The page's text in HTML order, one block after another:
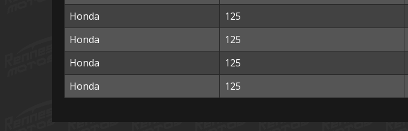
Honda
125
Honda
125
Honda
125
Honda
125